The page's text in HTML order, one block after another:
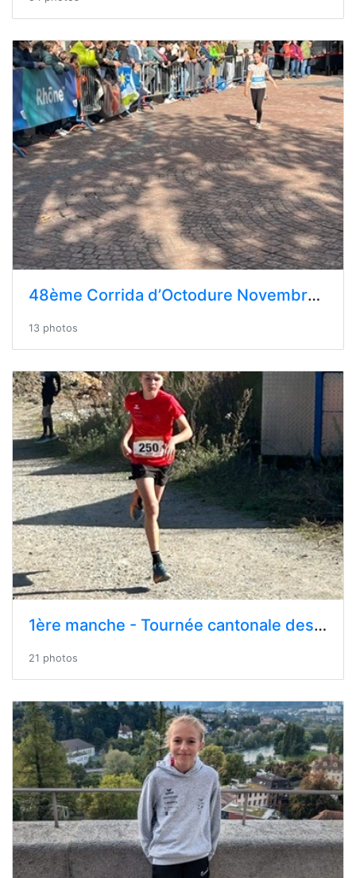
48ème Corrida d’Octodure Novembre 2024 - Martigny
13 photos
1ère manche - Tournée cantonale des cross Novembre 2024 - Ayent
21 photos